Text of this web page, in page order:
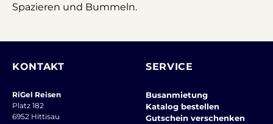
Spazieren und Bummeln.
KONTAKT
RiGel Reisen
Platz 182
6952 Hittisau
SERVICE
Busanmietung
Katalog bestellen
Gutschein verschenken